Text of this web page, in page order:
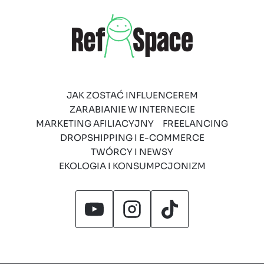
JAK ZOSTAĆ INFLUENCEREM
ZARABIANIE W INTERNECIE
MARKETING AFILIACYJNY
FREELANCING
DROPSHIPPING I E-COMMERCE
TWÓRCY I NEWSY
EKOLOGIA I KONSUMPCJONIZM